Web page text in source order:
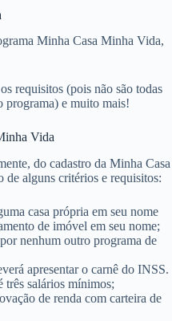
Minha Casa Minha Vida,
requisitos (pois não são todas
programa) e muito mais!
Vida
do cadastro da Minha Casa
alguns critérios e requisitos:
casa própria em seu nome
de imóvel em seu nome;
nenhum outro programa de
apresentar o carnê do INSS.
três salários mínimos;
de renda com carteira de